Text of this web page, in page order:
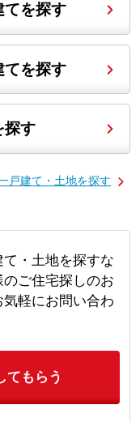
てを探す
てを探す
探す
戸建て・土地を探す
て・土地を探すな
ご住宅探しのお
軽にお問い合わ
てもらう